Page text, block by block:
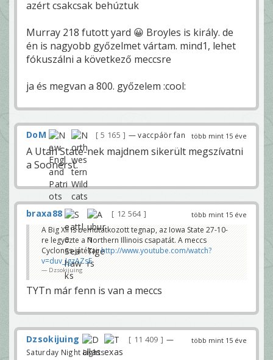
azért csakcsak behúztuk
Murray 218 futott yard 😀 Broyles is király. de
én is nagyobb győzelmet vártam. mind1, lehet
fókuszálni a következő meccsre
ja és megvan a 800. győzelem :cool:
több mint 15 éve
DoM 5 165 — vaccpáör fan
A Utah State-nek majdnem sikerült megszívatni
a Soonerst.
több mint 15 éve
braxa88
12 564
A Big XII is bemutatkozott tegnap, az Iowa State 27-10-
re legyőzte a Northern Illinois csapatát. A meccs
Cyclones-játékai:http://www.youtube.com/watch?
v=duv_JgzAZsE
Dzsokijuing
TYTn már fenn is van a meccs
több mint 15 éve
Dzsokijuing 11 409
—
Saturday Night Lights